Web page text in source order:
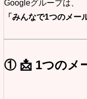
Googleグループは、
「みんなで1つのメー
① 📩 1つのメ